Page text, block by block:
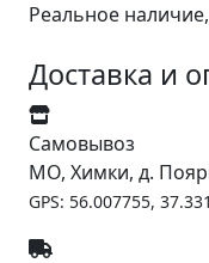
Реальное
Доставка и
Самовывоз
МО, Химки, д.
GPS: 56.007755,